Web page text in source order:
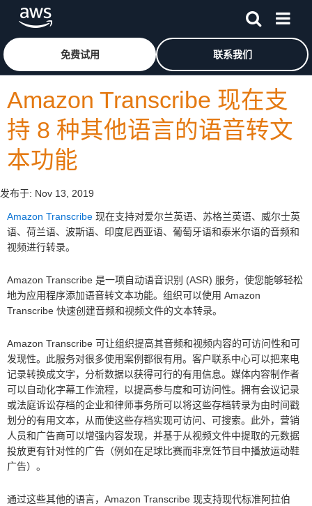
跳至主要内容
免费试用 联系我们
Amazon Transcribe 现在支
持 8 种其他语言的语音转文
本功能
发布于: Nov 13, 2019
Amazon Transcribe 现在支持对爱尔兰英语、苏格兰英语、威尔士英
语、荷兰语、波斯语、印度尼西亚语、葡萄牙语和泰米尔语的音频和
视频进行转录。
Amazon Transcribe 是一项自动语音识别 (ASR) 服务，使您能够轻松
地为应用程序添加语音转文本功能。组织可以使用 Amazon
Transcribe 快速创建音频和视频文件的文本转录。
Amazon Transcribe 可让组织提高其音频和视频内容的可访问性和可
发现性。此服务对很多使用案例都很有用。客户联系中心可以把来电
记录转换成文字，分析数据以获得可行的有用信息。媒体内容制作者
可以自动化字幕工作流程，以提高参与度和可访问性。拥有会议记录
或法庭诉讼存档的企业和律师事务所可以将这些存档转录为由时间戳
划分的有用文本，从而使这些存档实现可访问、可搜索。此外，营销
人员和广告商可以增强内容发现，并基于从视频文件中提取的元数据
投放更有针对性的广告（例如在足球比赛而非烹饪节目中播放运动鞋
广告）。
通过这些其他的语言，Amazon Transcribe 现支持现代标准阿拉伯